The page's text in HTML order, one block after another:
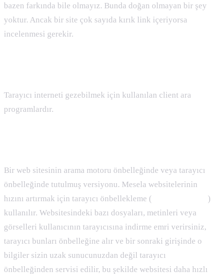
bazen farkında bile olmayız. Bunda doğan olmayan bir şey
yoktur. Ancak bir site çok sayıda kırık link içeriyorsa
incelenmesi gerekir.
Tarayıcı interneti gezebilmek için kullanılan client ara
programlardır.
Bir web sitesinin arama motoru önbelleğinde veya tarayıcı
önbelleğinde tutulmuş versiyonu. Mesela websitelerinin
hızını artırmak için tarayıcı önbellekleme (
)
kullanılır. Websitesindeki bazı dosyaları, metinleri veya
görselleri kullanıcının tarayıcısına indirme emri verirsiniz,
tarayıcı bunları önbelleğine alır ve bir sonraki girişinde o
bilgiler sizin uzak sunucunuzdan değil tarayıcı
önbelleğinden servisi edilir, bu şekilde websitesi daha hızlı